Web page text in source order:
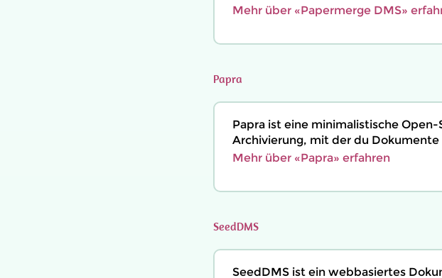
Mehr über «Papermerge DMS»
Papra
Papra ist eine minimalistische
Archivierung, mit der du
Mehr über «Papra» erfahren
SeedDMS
SeedDMS ist ein webbasiertes